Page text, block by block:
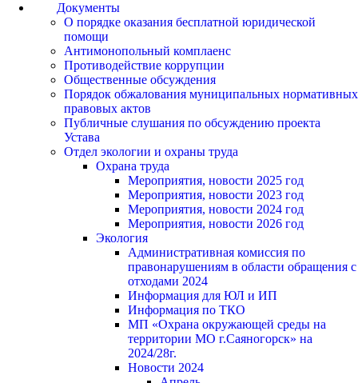
Документы
О порядке оказания бесплатной юридической
помощи
Антимонопольный комплаенс
Противодействие коррупции
Общественные обсуждения
Порядок обжалования муниципальных нормативных
правовых актов
Публичные слушания по обсуждению проекта
Устава
Отдел экологии и охраны труда
Охрана труда
Мероприятия, новости 2025 год
Мероприятия, новости 2023 год
Мероприятия, новости 2024 год
Мероприятия, новости 2026 год
Экология
Административная комиссия по
правонарушениям в области обращения с
отходами 2024
Информация для ЮЛ и ИП
Информация по ТКО
МП «Охрана окружающей среды на
территории МО г.Саяногорск» на
2024/28г.
Новости 2024